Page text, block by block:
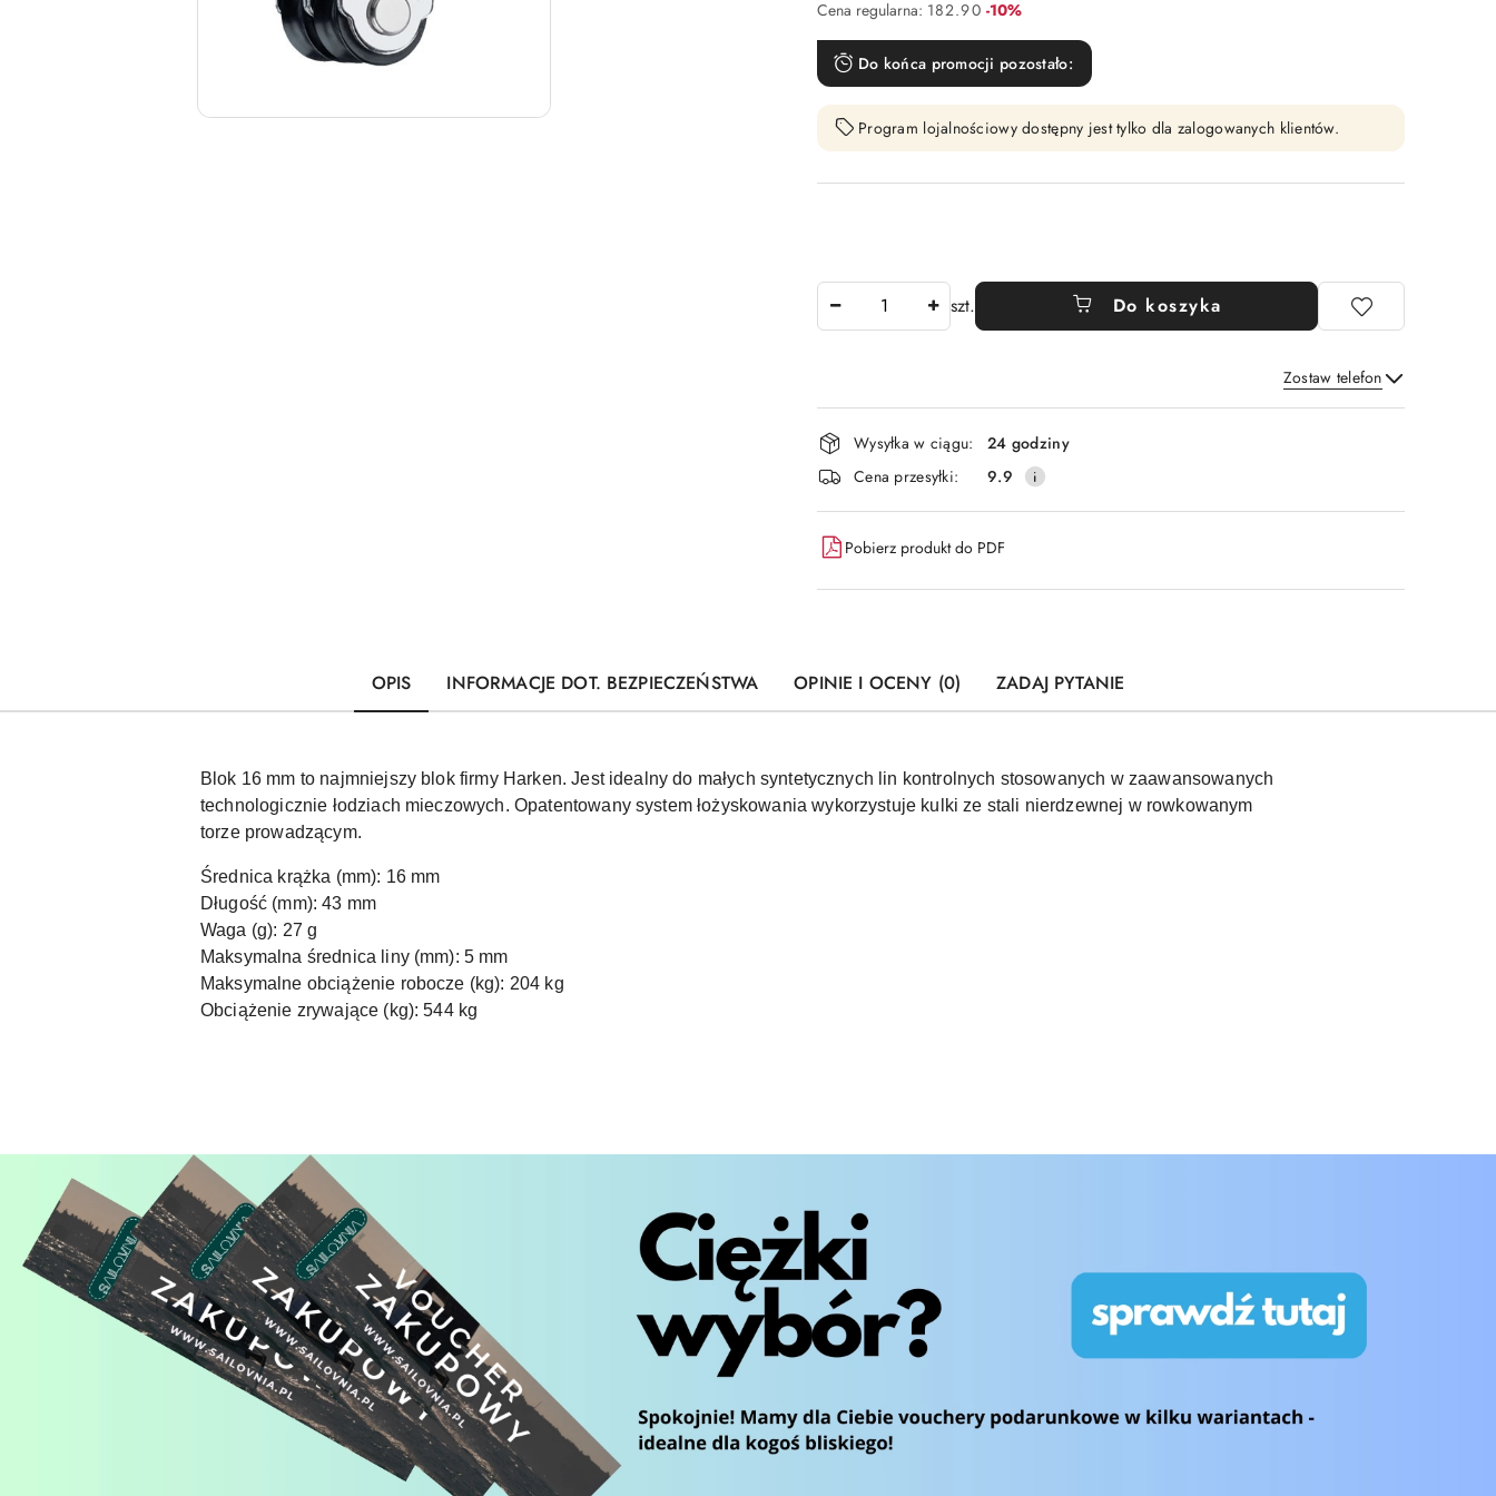
Cena regularna: 182.90 Rabat:
-10%
Do końca promocji pozostało:
Program lojalnościowy dostępny jest tylko dla zalogowanych klientów.
szt. Do koszyka
Zostaw telefon
Wyślij
Dostępność
i
dostawa
Wysyłka w ciągu:
24 godziny
Cena przesyłki:
9.9
Pobierz produkt do PDF
OPIS INFORMACJE DOT. BEZPIECZEŃSTWA OPINIE I OCENY (0) ZADAJ PYTANIE
Blok 16 mm to najmniejszy blok firmy Harken. Jest idealny do małych syntetycznych lin kontrolnych stosowanych w zaawansowanych
technologicznie łodziach mieczowych. Opatentowany system łożyskowania wykorzystuje kulki ze stali nierdzewnej w rowkowanym
torze prowadzącym.
Średnica krążka (mm): 16 mm
Długość (mm): 43 mm
Waga (g): 27 g
Maksymalna średnica liny (mm): 5 mm
Maksymalne obciążenie robocze (kg): 204 kg
Obciążenie zrywające (kg): 544 kg